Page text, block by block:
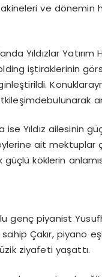
ve dönemin
Yıldızlar Yatırım
iştiraklerinin
.Konuklar
bulunarak
ise Yıldız ailesinin
ait mektuplar
güçlü köklerin anlamı
genç piyanist
sahip Çakır, piyano
ziyafeti yaşattı.